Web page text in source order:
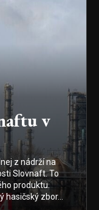
v
z nádrží na
Slovnaft. To
produktu.
hasičský zbor...